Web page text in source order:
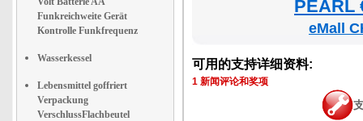
Funkreichweite Gerät
Kontrolle Funkfrequenz
Wasserkessel
Lebensmittel goffriert
Verpackung
VerschlussFlachbeutel
PEARL
eMall
可用的支持详细资料:
1 新闻评论和奖项